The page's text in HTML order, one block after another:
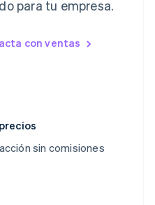
para tu empresa.
con ventas
sin comisiones